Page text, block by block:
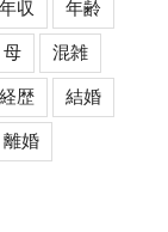
年収 年齢
母 混雑
経歴 結婚
離婚